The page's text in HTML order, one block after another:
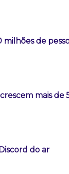
milhões de
mais de
do ar